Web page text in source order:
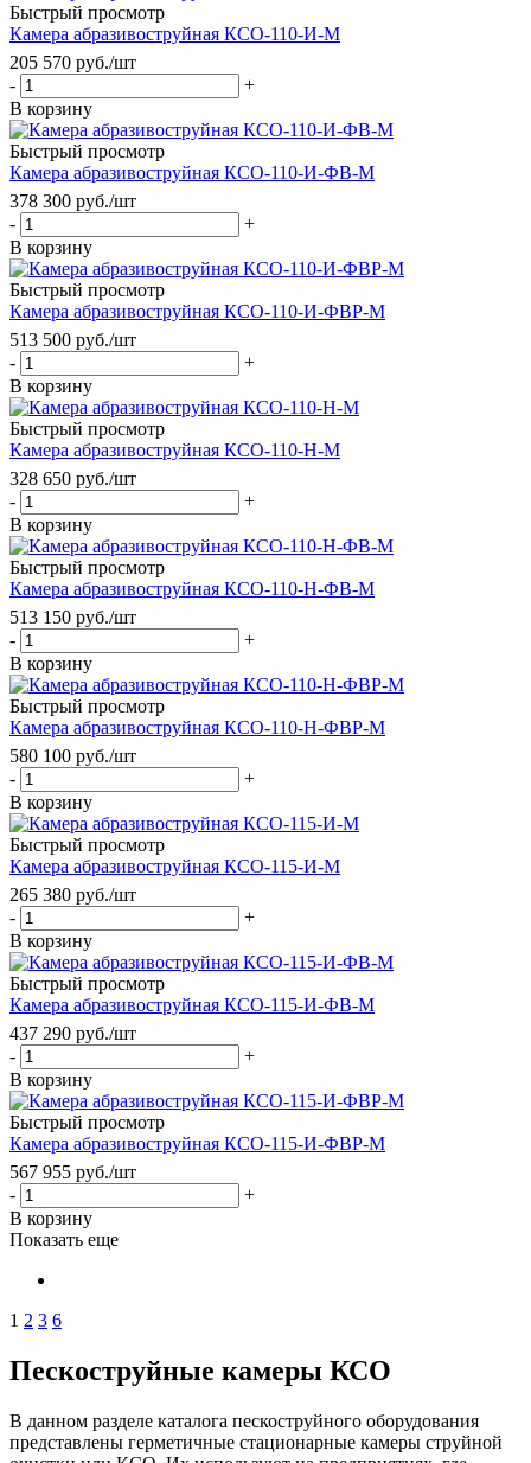
Быстрый просмотр
Камера абразивоструйная КСО-110-И-М
205 570 руб./шт
-
+
В корзину
Быстрый просмотр
Камера абразивоструйная КСО-110-И-ФВ-М
378 300 руб./шт
-
+
В корзину
Быстрый просмотр
Камера абразивоструйная КСО-110-И-ФВР-М
513 500 руб./шт
-
+
В корзину
Быстрый просмотр
Камера абразивоструйная КСО-110-Н-М
328 650 руб./шт
-
+
В корзину
Быстрый просмотр
Камера абразивоструйная КСО-110-Н-ФВ-М
513 150 руб./шт
-
+
В корзину
Быстрый просмотр
Камера абразивоструйная КСО-110-Н-ФВР-М
580 100 руб./шт
-
+
В корзину
Быстрый просмотр
Камера абразивоструйная КСО-115-И-М
265 380 руб./шт
-
+
В корзину
Быстрый просмотр
Камера абразивоструйная КСО-115-И-ФВ-М
437 290 руб./шт
-
+
В корзину
Быстрый просмотр
Камера абразивоструйная КСО-115-И-ФВР-М
567 955 руб./шт
-
+
В корзину
Показать еще
1 2 3 6
Пескоструйные камеры КСО
В данном разделе каталога пескоструйного оборудования
представлены герметичные стационарные камеры струйной